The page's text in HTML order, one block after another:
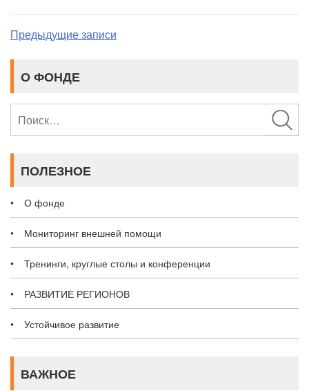
Навигация
по
записям
Предыдущие записи
О ФОНДЕ
ПОЛЕЗНОЕ
О фонде
Мониторинг внешней помощи
Тренинги, круглые столы и конференции
РАЗВИТИЕ РЕГИОНОВ
Устойчивое развитие
ВАЖНОЕ